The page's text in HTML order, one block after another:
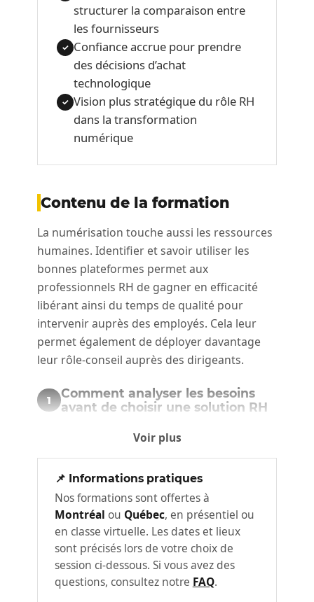
structurer la comparaison entre
les fournisseurs
✓ Confiance accrue pour prendre
des décisions d’achat
technologique
✓ Vision plus stratégique du rôle RH
dans la transformation
numérique
Contenu de la formation
La numérisation touche aussi les ressources
humaines. Identifier et savoir utiliser les
bonnes plateformes permet aux
professionnels RH de gagner en efficacité
libérant ainsi du temps de qualité pour
intervenir auprès des employés. Cela leur
permet également de déployer davantage
leur rôle-conseil auprès des dirigeants.
1
Comment analyser les besoins
avant de choisir une solution RH
Avant de comparer des fournisseurs ou
d’examiner des fonctionnalités, il est
réalité de votre organisation. Cette partie
pose les bases du projet en explorant le
contexte opérationnel, les enjeux actuels et
les objectifs à atteindre grâce à une solution
numérique RH.
Vous verrez comment identifier ce qui doit
Voir plus
📌 Informations pratiques
Nos formations sont offertes à
Montréal ou Québec, en présentiel ou
en classe virtuelle. Les dates et lieux
sont précisés lors de votre choix de
session ci-dessous. Si vous avez des
questions, consultez notre FAQ.